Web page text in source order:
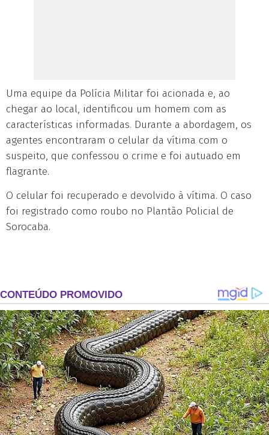
Uma equipe da Polícia Militar foi acionada e, ao
chegar ao local, identificou um homem com as
características informadas. Durante a abordagem, os
agentes encontraram o celular da vítima com o
suspeito, que confessou o crime e foi autuado em
flagrante.
O celular foi recuperado e devolvido à vítima. O caso
foi registrado como roubo no Plantão Policial de
Sorocaba.